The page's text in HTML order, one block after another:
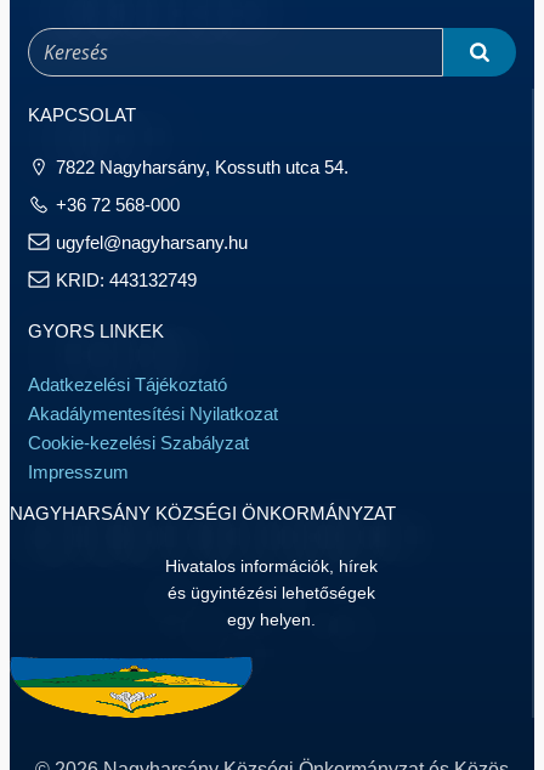
KAPCSOLAT
7822 Nagyharsány, Kossuth utca 54.
+36 72 568-000
ugyfel@nagyharsany.hu
KRID: 443132749
GYORS LINKEK
Adatkezelési Tájékoztató
Akadálymentesítési Nyilatkozat
Cookie-kezelési Szabályzat
Impresszum
NAGYHARSÁNY KÖZSÉGI ÖNKORMÁNYZAT
Hivatalos információk, hírek
és ügyintézési lehetőségek
egy helyen.